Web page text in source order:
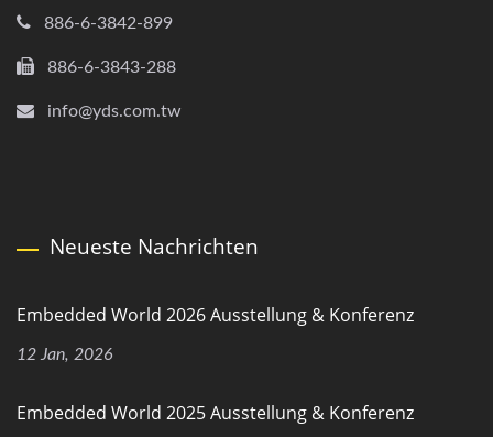
886-6-3842-899
886-6-3843-288
info@yds.com.tw
Neueste Nachrichten
Embedded World 2026 Ausstellung & Konferenz
12 Jan, 2026
Embedded World 2025 Ausstellung & Konferenz